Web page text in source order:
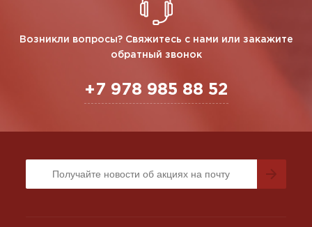
Возникли вопросы? Свяжитесь с нами или закажите
обратный звонок
+7 978 985 88 52